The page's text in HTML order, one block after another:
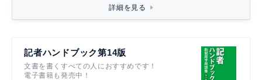
詳細を見る
記者ハンドブック第14版
文書を書くすべての人におすすめです！
電子書籍も発売中！